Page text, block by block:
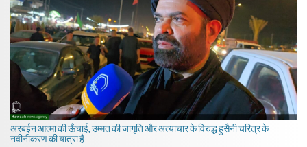
अरबईन आत्मा की ऊँचाई, उम्मत की जागृति और अत्याचार के विरुद्ध हुसैनी चरित्र के
नवीनीकरण की यात्रा है